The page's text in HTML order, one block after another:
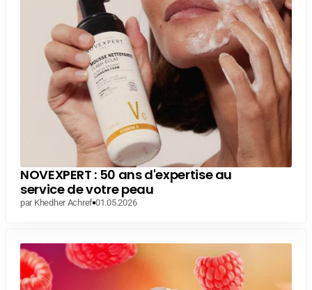
NOVEXPERT : 50 ans d'expertise au
service de votre peau
par Khedher Achref 01.05.2026